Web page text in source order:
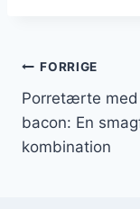
FORRIGE
Porretærte med
bacon: En
kombination